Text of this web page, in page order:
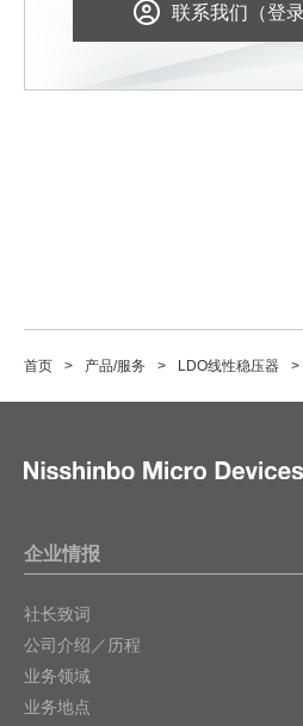
联系我们（登
首页 产品/服务 LDO线性稳压器
企业情报
社长致词
公司介绍／历程
业务领域
业务地点